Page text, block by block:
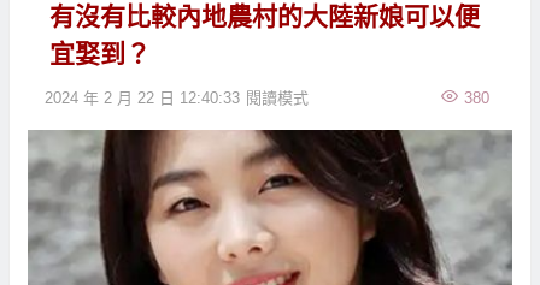
有沒有比較內地農村的大陸新娘可以便
宜娶到？
2024 年 2 月 22 日 12:40:33 380
閱讀模式